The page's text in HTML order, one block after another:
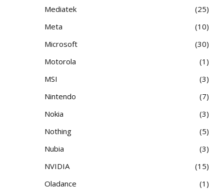
Mediatek
25
Meta
10
Microsoft
30
Motorola
1
MSI
3
Nintendo
7
Nokia
3
Nothing
5
Nubia
3
NVIDIA
15
Oladance
1